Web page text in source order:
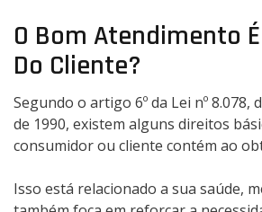
O Bom Atendimento
Do Cliente?
Segundo o artigo 6º da Lei nº 8.078,
de 1990, existem alguns direitos
consumidor ou cliente contém ao
Isso está relacionado a sua saúde,